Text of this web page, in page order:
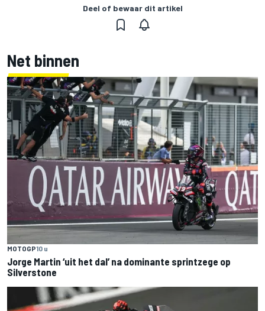
Deel of bewaar dit artikel
Net binnen
MOTOGP10 u
Jorge Martin ‘uit het dal’ na dominante sprintzege op
Silverstone